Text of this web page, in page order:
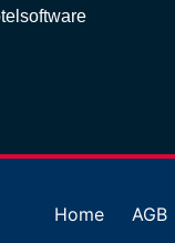
Home AGB